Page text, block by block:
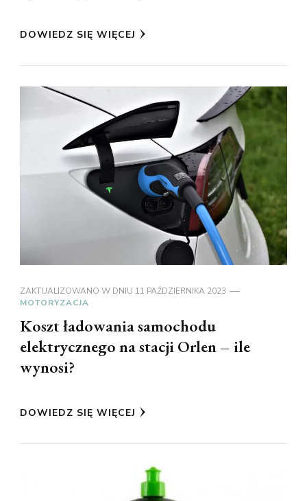
DOWIEDZ SIĘ WIĘCEJ
ZAKTUALIZOWANO W DNIU 11 PAŹDZIERNIKA 2023
MOTORYZACJA
Koszt ładowania samochodu
elektrycznego na stacji Orlen – ile
wynosi?
DOWIEDZ SIĘ WIĘCEJ